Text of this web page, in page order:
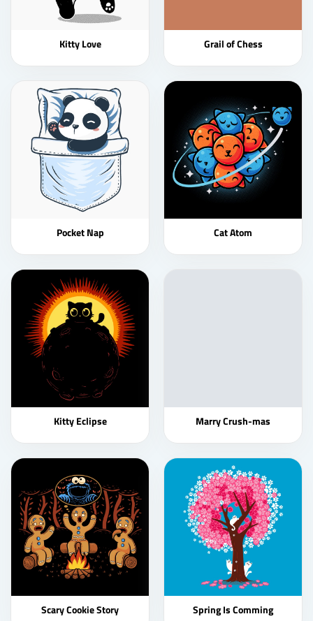
Kitty Love Grail of Chess
Pocket Nap Cat Atom
Kitty Eclipse Marry Crush-mas
Scary Cookie Story Spring Is Comming